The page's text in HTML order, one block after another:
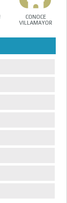
CONOCE
VILLAMAYOR